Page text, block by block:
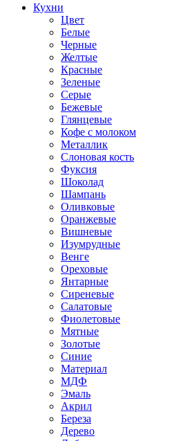
Кухни
Цвет
Белые
Черные
Желтые
Красные
Зеленые
Серые
Бежевые
Глянцевые
Кофе с молоком
Металлик
Слоновая кость
Фуксия
Шоколад
Шампань
Оливковые
Оранжевые
Вишневые
Изумрудные
Венге
Ореховые
Янтарные
Сиреневые
Салатовые
Фиолетовые
Мятные
Золотые
Синие
Материал
МДФ
Эмаль
Акрил
Береза
Дерево